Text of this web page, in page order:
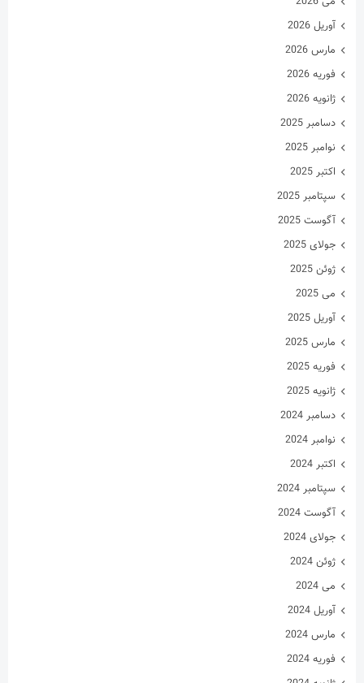
آوریل 2026
مارس 2026
فوریه 2026
ژانویه 2026
دسامبر 2025
نوامبر 2025
اکتبر 2025
سپتامبر 2025
آگوست 2025
جولای 2025
ژوئن 2025
می 2025
آوریل 2025
مارس 2025
فوریه 2025
ژانویه 2025
دسامبر 2024
نوامبر 2024
اکتبر 2024
سپتامبر 2024
آگوست 2024
جولای 2024
ژوئن 2024
می 2024
آوریل 2024
مارس 2024
فوریه 2024